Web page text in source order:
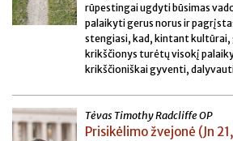
rūpestingai ugdyti būsimas
palaikyti gerus norus ir
stengiasi, kad, kintant kultūrai,
krikščionys turėtų visokį
krikščioniškai gyventi,
Tėvas Timothy Radcliffe OP
Prisikėlimo žvejonė (Jn